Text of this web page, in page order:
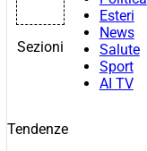
Sezioni
Esteri
News
Salute
Sport
AI TV
Tendenze